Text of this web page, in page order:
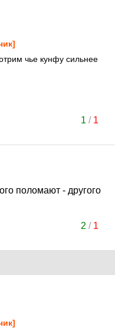
чье кунфу сильнее
1 / 1
поломают - другого
2 / 1